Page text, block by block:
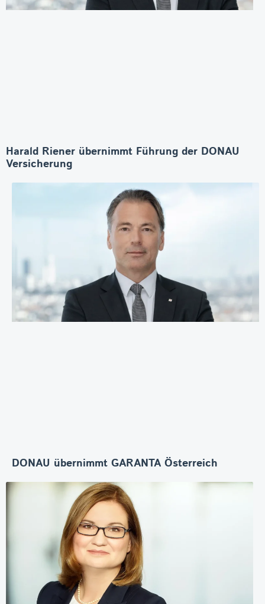
Harald Riener übernimmt Führung der DONAU
Versicherung
DONAU übernimmt GARANTA Österreich